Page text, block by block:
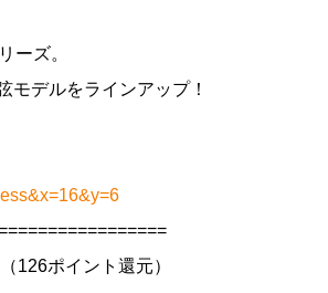
ーズ。
モデルをラインアップ！
126ポイント還元）